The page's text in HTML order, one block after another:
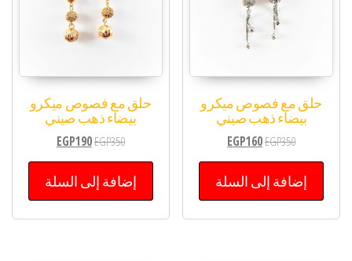
حلق مع فصوص ميكرو
بيضاء ذهب صيني
EGP350
EGP160
إضافة إلى السلة
حلق مع فصوص ميكرو
بيضاء ذهب صيني
EGP350
EGP190
إضافة إلى السلة